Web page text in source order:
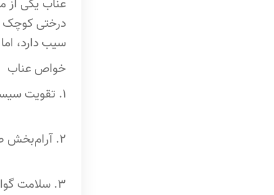
عناب یکی از
درختی کوچک
سیب دارد،
خواص عناب
1. تقویت سیستم ایمنی: سرشار از ویتامین C و آنتی‌اکسیدان است که به تقویت سیستم ایمنی بدن کمک می‌کند.
2. آرام‌بخش طبیعی: به دلیل ترکیبات آرام‌بخش، به کاهش استرس و بهبود کیفیت خواب کمک می‌کند.
3. سلامت گوارش: فیبر موجود در عناب به بهبود عملکرد روده‌ها و کاهش یبوست کمک می‌کند.